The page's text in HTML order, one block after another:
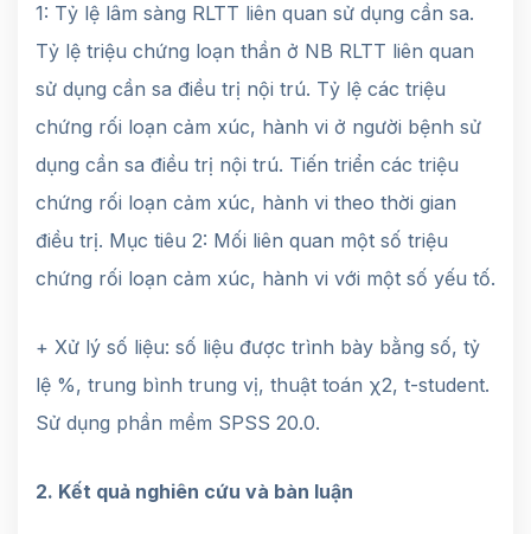
1: Tỷ lệ lâm sàng RLTT liên quan sử dụng cần sa.
Tỷ lệ triệu chứng loạn thần ở NB RLTT liên quan
sử dụng cần sa điều trị nội trú. Tỷ lệ các triệu
chứng rối loạn cảm xúc, hành vi ở người bệnh sử
dụng cần sa điều trị nội trú. Tiến triển các triệu
chứng rối loạn cảm xúc, hành vi theo thời gian
điều trị. Mục tiêu 2: Mối liên quan một số triệu
chứng rối loạn cảm xúc, hành vi với một số yếu tố.
+ Xử lý số liệu: số liệu được trình bày bằng số, tỷ
lệ %, trung bình trung vị, thuật toán χ2, t-student.
Sử dụng phần mềm SPSS 20.0.
2. Kết quả nghiên cứu và bàn luận